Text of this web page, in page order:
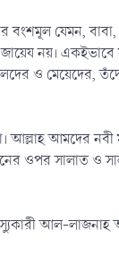
যেমন, বাবা,
নয়।
ও মেয়েদের,
আল্লাহ আমদের নবী
ওপর সালাত ও
আল-লাজনাহ